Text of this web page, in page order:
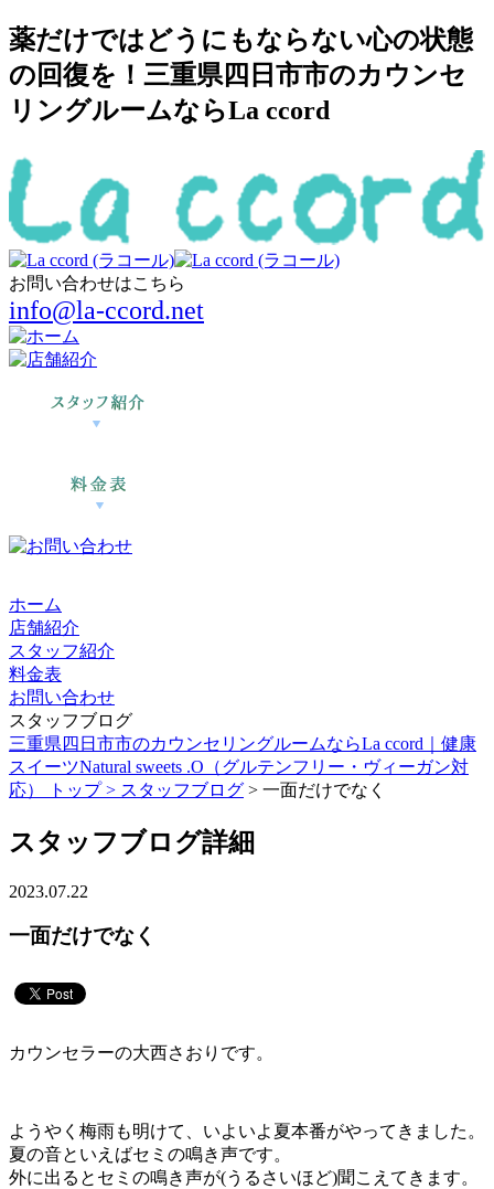
薬だけではどうにもならない心の状態
の回復を！三重県四日市市のカウンセ
リングルームならLa ccord
お問い合わせはこちら
info@la-ccord.net
ホーム
店舗紹介
スタッフ紹介
料金表
お問い合わせ
スタッフブログ
三重県四日市市のカウンセリングルームならLa ccord｜健康
スイーツNatural sweets .O（グルテンフリー・ヴィーガン対
応） トップ > スタッフブログ > 一面だけでなく
スタッフブログ詳細
2023.07.22
一面だけでなく
カウンセラーの大西さおりです。
ようやく梅雨も明けて、いよいよ夏本番がやってきました。
夏の音といえばセミの鳴き声です。
外に出るとセミの鳴き声が(うるさいほど)聞こえてきます。